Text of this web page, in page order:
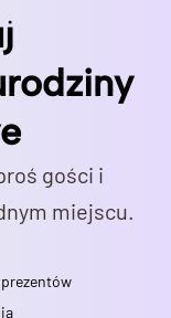
gości i
miejscu.